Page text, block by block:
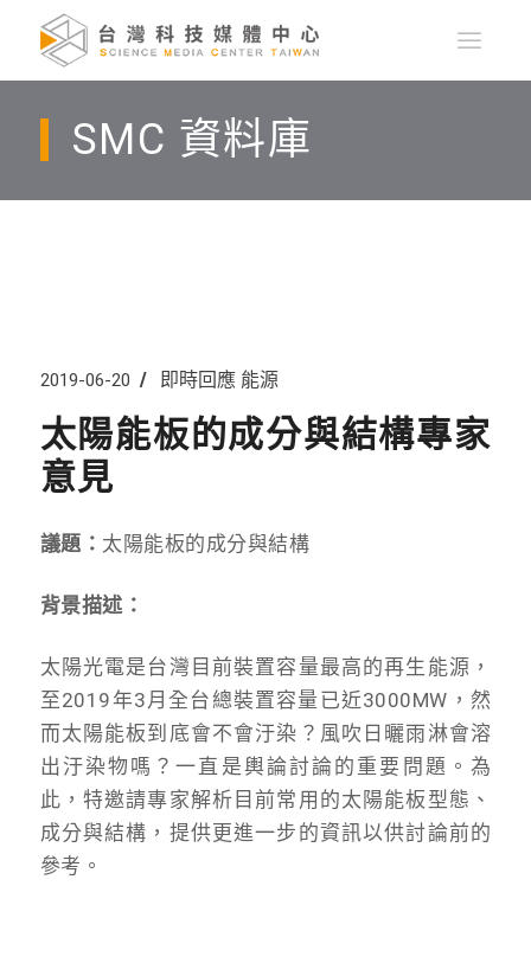
SMC 資料庫
2019-06-20 即時回應 能源
太陽能板的成分與結構專家
意見
議題： 太陽能板的成分與結構
背景描述：
太陽光電是台灣目前裝置容量最高的再生能源，
至2019年3月全台總裝置容量已近3000MW，然
而太陽能板到底會不會汙染？風吹日曬雨淋會溶
出汙染物嗎？一直是輿論討論的重要問題。為
此，特邀請專家解析目前常用的太陽能板型態、
成分與結構，提供更進一步的資訊以供討論前的
參考。